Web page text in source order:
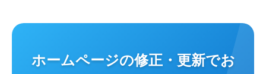
ホームページの修正・更新でお